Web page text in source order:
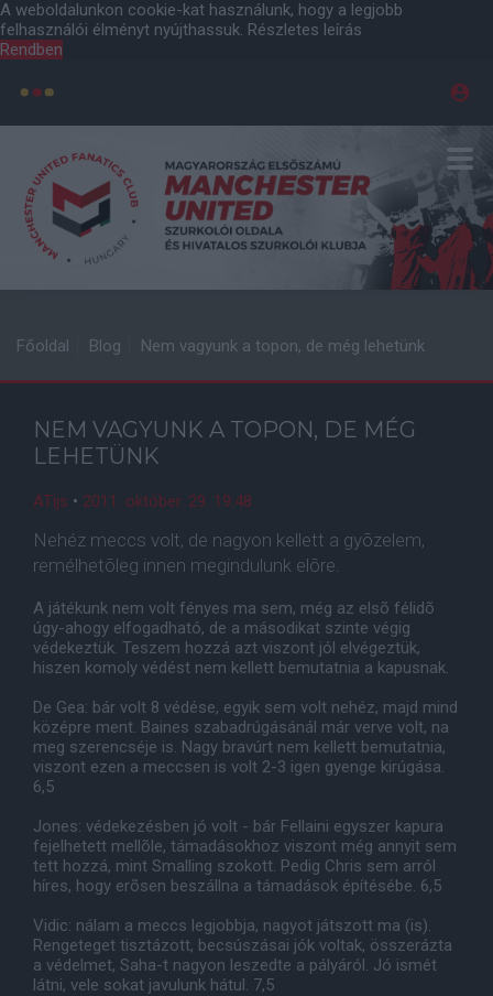
A weboldalunkon cookie-kat használunk, hogy a legjobb
felhasználói élményt nyújthassuk. Részletes leírás
Rendben
Főoldal Blog Nem vagyunk a topon, de még lehetünk
NEM VAGYUNK A TOPON, DE MÉG
LEHETÜNK
ATijs • 2011. október. 29. 19:48
Nehéz meccs volt, de nagyon kellett a gyõzelem,
remélhetõleg innen megindulunk elõre.
A játékunk nem volt fényes ma sem, még az elsõ félidõ
úgy-ahogy elfogadható, de a másodikat szinte végig
védekeztük. Teszem hozzá azt viszont jól elvégeztük,
hiszen komoly védést nem kellett bemutatnia a kapusnak.
De Gea: bár volt 8 védése, egyik sem volt nehéz, majd mind
középre ment. Baines szabadrúgásánál már verve volt, na
meg szerencséje is. Nagy bravúrt nem kellett bemutatnia,
viszont ezen a meccsen is volt 2-3 igen gyenge kirúgása.
6,5
Jones: védekezésben jó volt - bár Fellaini egyszer kapura
fejelhetett mellõle, támadásokhoz viszont még annyit sem
tett hozzá, mint Smalling szokott. Pedig Chris sem arról
híres, hogy erõsen beszállna a támadások építésébe. 6,5
Vidic: nálam a meccs legjobbja, nagyot játszott ma (is).
Rengeteget tisztázott, becsúszásai jók voltak, összerázta
a védelmet, Saha-t nagyon leszedte a pályáról. Jó ismét
látni, vele sokat javulunk hátul. 7,5